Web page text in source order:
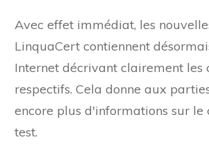
Avec effet immédiat, les
LinquaCert contiennent
Internet décrivant clairement les
respectifs. Cela donne aux
encore plus d'informations sur le
test.